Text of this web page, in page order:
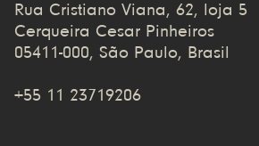
Rua Cristiano Viana, 62, loja 5
Cerqueira Cesar Pinheiros
05411-000, São Paulo, Brasil
+55 11 23719206